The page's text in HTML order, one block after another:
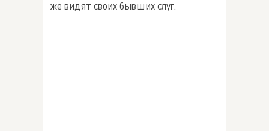
же видят своих бывших слуг.